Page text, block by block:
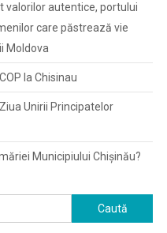
valorilor autentice, portului
care păstrează vie
Moldova
la Chisinau
Unirii Principatelor
Municipiului Chișinău?
Caută
după: